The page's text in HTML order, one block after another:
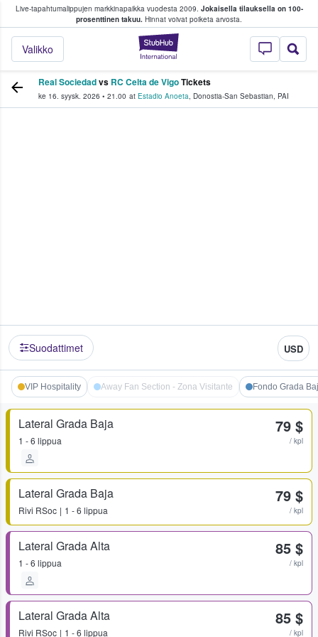
Live-tapahtumalippujen markkinapaikka vuodesta 2009. Jokaisella tilauksella on 100-
prosenttinen takuu. Hinnat voivat poiketa arvosta.
StubHub -
Valikko
fanit ostavat ja myyvät lippuja
Real Sociedadvs RC Celta de VigoTickets
ke 16. syysk. 2026 • 21.00 at Estadio Anoeta, Donostia-San Sebastian, PAI
Suodattimet USD
VIP Hospitality Away Fan Section - Zona Visitante Fondo Grada
Lateral Grada Baja
1 - 6 lippua
79 $
/ kpl
Lateral Grada Baja
Rivi RSoc 1 - 6 lippua
79 $
/ kpl
Lateral Grada Alta
1 - 6 lippua
85 $
/ kpl
Lateral Grada Alta
Rivi RSoc 1 - 6 lippua
85 $
/ kpl